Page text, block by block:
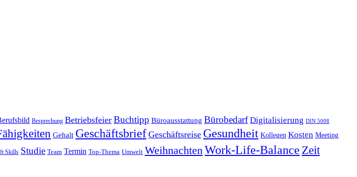
Besprechung Betriebsfeier Buchtipp Büroausstattung Bürobedarf Digitalisierung DIN 5008
Gehalt Geschäftsbrief Geschäftsreise Gesundheit Kollegen Kosten Meeting
Skills Studie Team Termin Top-Thema Umwelt Weihnachten Work-Life-Balance Zeit